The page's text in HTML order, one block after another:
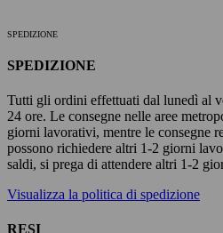
SPEDIZIONE
SPEDIZIONE
Tutti gli ordini effettuati dal lunedì al
24 ore. Le consegne nelle aree
giorni lavorativi, mentre le consegne
possono richiedere altri 1-2 giorni
saldi, si prega di attendere altri 1-2
Visualizza la politica di spedizione
RESI